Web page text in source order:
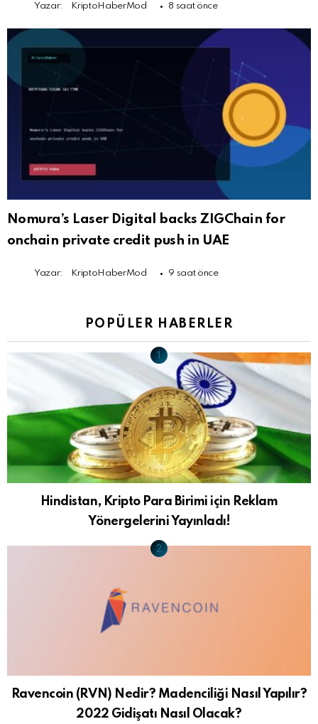
Yazar: KriptoHaberMod 8 saat önce
Nomura’s Laser Digital backs ZIGChain for
onchain private credit push in UAE
Yazar: KriptoHaberMod 9 saat önce
POPÜLER HABERLER
Hindistan, Kripto Para Birimi için Reklam
Yönergelerini Yayınladı!
Ravencoin (RVN) Nedir? Madenciliği Nasıl Yapılır?
2022 Gidişatı Nasıl Olacak?